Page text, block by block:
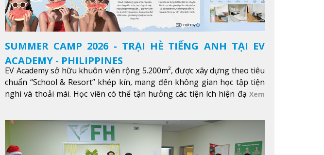
SUMMER CAMP 2026 - TRẠI HÈ TIẾNG ANH TẠI EV
ACADEMY - PHILIPPINES
EV Academy sở hữu khuôn viên rộng 5.200m², được xây dựng theo tiêu
chuẩn “School & Resort” khép kín, mang đến không gian học tập tiện
nghi và thoải mái. Học viên có thể tận hưởng các tiện ích hiện đạ Xem